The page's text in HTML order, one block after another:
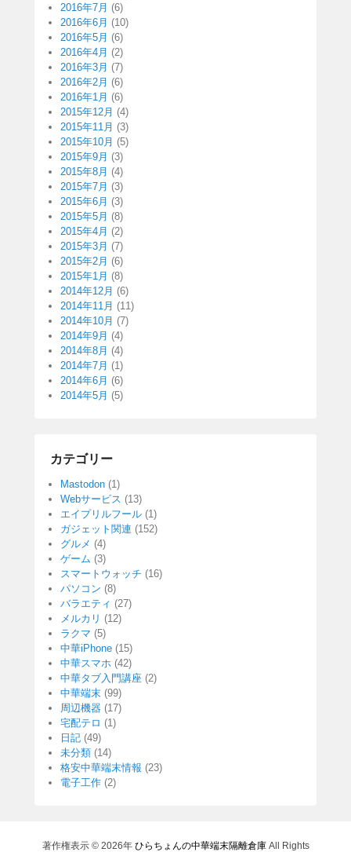
2016年7月 (6)
2016年6月 (10)
2016年5月 (6)
2016年4月 (2)
2016年3月 (7)
2016年2月 (6)
2016年1月 (6)
2015年12月 (4)
2015年11月 (3)
2015年10月 (5)
2015年9月 (3)
2015年8月 (4)
2015年7月 (3)
2015年6月 (3)
2015年5月 (8)
2015年4月 (2)
2015年3月 (7)
2015年2月 (6)
2015年1月 (8)
2014年12月 (6)
2014年11月 (11)
2014年10月 (7)
2014年9月 (4)
2014年8月 (4)
2014年7月 (1)
2014年6月 (6)
2014年5月 (5)
カテゴリー
Mastodon (1)
Webサービス (13)
エイプリルフール (1)
ガジェット関連 (152)
グルメ (4)
ゲーム (3)
スマートウォッチ (16)
パソコン (8)
バラエティ (27)
メルカリ (12)
ラクマ (5)
中華iPhone (15)
中華スマホ (42)
中華タブ入門講座 (2)
中華端末 (99)
周辺機器 (17)
宅配テロ (1)
日記 (49)
未分類 (14)
格安中華端末情報 (23)
電子工作 (2)
著作権表示 © 2026年 ひらちょんの中華端末隔離倉庫All Rights